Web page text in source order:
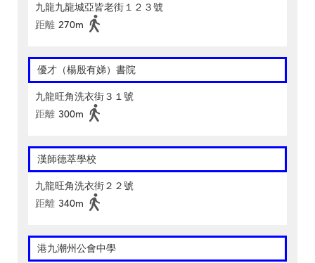
九龍九龍城亞皆老街１２３號
距離 270m
優才（楊殷有娣）書院
九龍旺角洗衣街３１號
距離 300m
漢師德萃學校
九龍旺角洗衣街２２號
距離 340m
港九潮州公會中學